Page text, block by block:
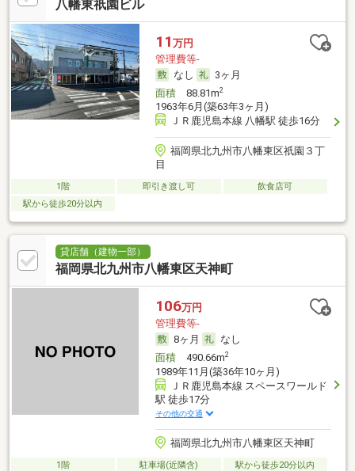
八幡東祇園ビル
11 万円
管理費等-
なし
3ヶ月
面積88.81m2
1963年6月(築63年3ヶ月)
ＪＲ鹿児島本線 八幡駅 徒歩16分
福岡県北九州市八幡東区祇園３丁
目
1階 即引き渡し可
飲食店可
駅から徒歩20分以内
貸店舗（建物一部）
福岡県北九州市八幡東区天神町
106万円
管理費等-
8ヶ月
なし
面積490.66m2
1989年11月(築36年10ヶ月)
ＪＲ鹿児島本線 スペースワールド
駅 徒歩17分
その他の交通
福岡県北九州市八幡東区天神町
1階 駐車場(近隣含) 駅から徒歩20分以内